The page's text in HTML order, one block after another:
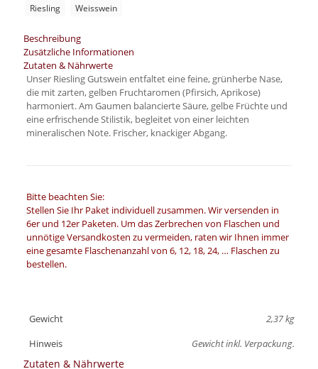
Riesling
Weisswein
Beschreibung
Zusätzliche Informationen
Zutaten & Nährwerte
Unser Riesling Gutswein entfaltet eine feine, grünherbe Nase,
die mit zarten, gelben Fruchtaromen (Pfirsich, Aprikose)
harmoniert. Am Gaumen balancierte Säure, gelbe Früchte und
eine erfrischende Stilistik, begleitet von einer leichten
mineralischen Note. Frischer, knackiger Abgang.
Bitte beachten Sie:
Stellen Sie Ihr Paket individuell zusammen. Wir versenden in
6er und 12er Paketen. Um das Zerbrechen von Flaschen und
unnötige Versandkosten zu vermeiden, raten wir Ihnen immer
eine gesamte Flaschenanzahl von 6, 12, 18, 24, … Flaschen zu
bestellen.
Gewicht
2,37 kg
Hinweis
Gewicht inkl. Verpackung.
Zutaten & Nährwerte